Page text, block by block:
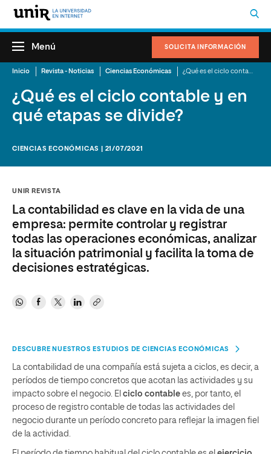
SOLICITA INFORMACIÓN
Menú
Inicio Revista - Noticias Ciencias Económicas
¿Qué es el ciclo contable y en
qué etapas se divide?
CIENCIAS ECONÓMICAS | 21/07/2021
UNIR REVISTA
La contabilidad es clave en la vida de una
empresa: permite controlar y registrar
todas las operaciones económicas, analizar
la situación patrimonial y facilita la toma de
decisiones estratégicas.
DESCUBRE NUESTROS ESTUDIOS DE CIENCIAS ECONÓMICAS
La contabilidad de una compañía está sujeta a ciclos, es decir, a
períodos de tiempo concretos que acotan las actividades y su
impacto sobre el negocio. El ciclo contable es, por tanto, el
proceso de registro contable de todas las actividades del
negocio durante un período concreto para reflejar la imagen fiel
de la actividad.